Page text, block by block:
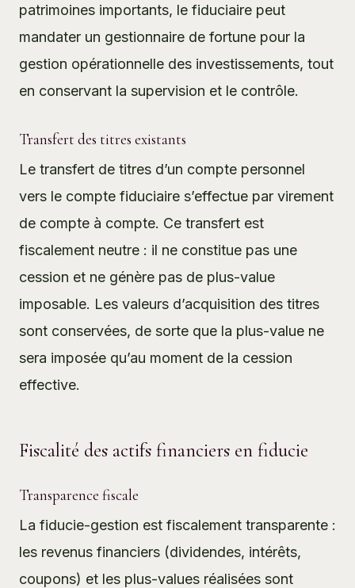
patrimoines importants, le fiduciaire peut
mandater un gestionnaire de fortune pour la
gestion opérationnelle des investissements, tout
en conservant la supervision et le contrôle.
Transfert des titres existants
Le transfert de titres d’un compte personnel
vers le compte fiduciaire s’effectue par virement
de compte à compte. Ce transfert est
fiscalement neutre : il ne constitue pas une
cession et ne génère pas de plus-value
imposable. Les valeurs d’acquisition des titres
sont conservées, de sorte que la plus-value ne
sera imposée qu’au moment de la cession
effective.
Fiscalité des actifs financiers en fiducie
Transparence fiscale
La fiducie-gestion est fiscalement transparente :
les revenus financiers (dividendes, intérêts,
coupons) et les plus-values réalisées sont